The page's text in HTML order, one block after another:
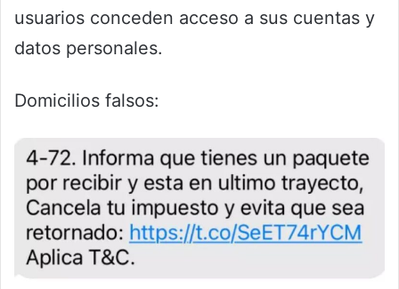
usuarios conceden acceso a sus cuentas y
datos personales.
Domicilios falsos: